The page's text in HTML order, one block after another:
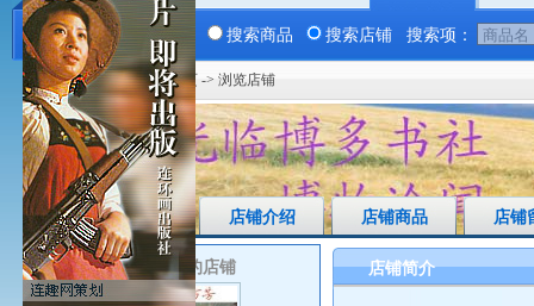
搜索商品 搜索店铺 搜索项：
您现在的位置：商城首页 -> 浏览店铺
店铺首页 店铺介绍 店铺商品 店铺
博多书社的店铺 店铺简介